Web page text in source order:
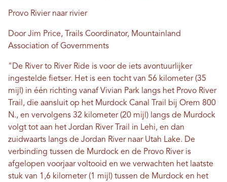
Provo Rivier naar rivier
Door Jim Price, Trails Coordinator, Mountainland
Association of Governments
"De River to River Ride is voor de iets avontuurlijker
ingestelde fietser. Het is een tocht van 56 kilometer (35
mijl) in één richting vanaf Vivian Park langs het Provo River
Trail, die aansluit op het Murdock Canal Trail bij Orem 800
N., en vervolgens 32 kilometer (20 mijl) langs de Murdock
volgt tot aan het Jordan River Trail in Lehi, en dan
zuidwaarts langs de Jordan River naar Utah Lake. De
verbinding tussen de Murdock en de Provo River is
afgelopen voorjaar voltooid en we verwachten het laatste
stuk van 1,6 kilometer (1 mijl) tussen de Murdock en het